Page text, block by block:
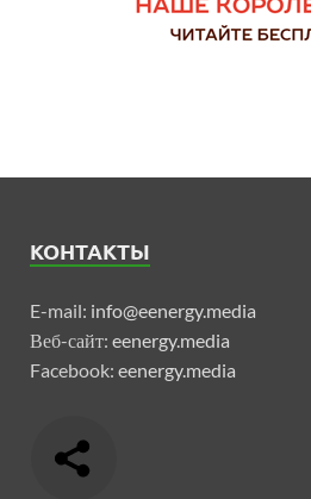
КОНТАКТЫ
E-mail: info@eenergy.media
Веб-сайт: eenergy.media
Facebook: eenergy.media